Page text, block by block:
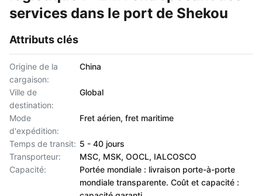
services dans le port de Shekou
Attributs clés
Origine de la
cargaison:
China
Ville de
destination:
Global
Mode
d'expédition:
Fret aérien, fret maritime
Temps de transit: 5 - 40 jours
Transporteur:
MSC, MSK, OOCL, IALCOSCO
Capacité:
Portée mondiale : livraison porte-à-porte
mondiale transparente. Coût et capacité :